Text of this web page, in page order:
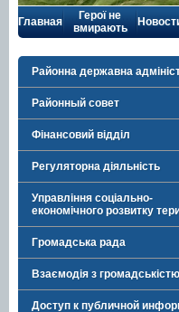
Главная
Герої не
вмирають
Районна державна
Районный совет
Фінансовий відділ
Регуляторна діяльність
Управління соціально-
економічного розвитку
Громадська рада
Взаємодія з громадськістю
Доступ к публичной